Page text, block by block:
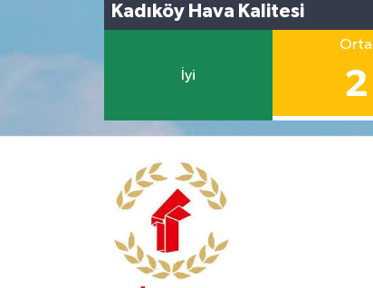
Kadıköy Hava Kalitesi
İyi
Orta
2